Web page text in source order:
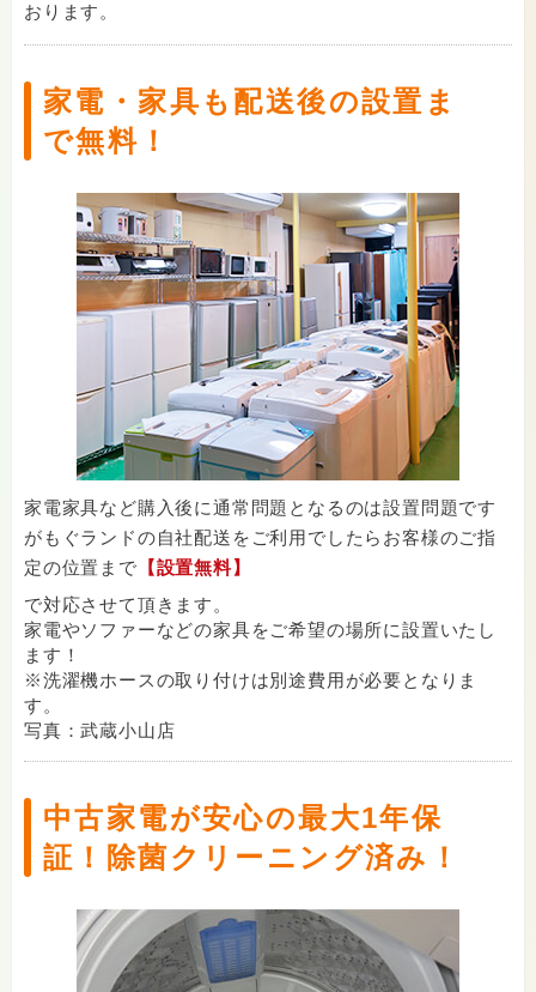
おります。
家電・家具も配送後の設置ま
で無料！
家電家具など購入後に通常問題となるのは設置問題です
がもぐランドの自社配送をご利用でしたらお客様のご指
定の位置まで 【設置無料】
で対応させて頂きます。
家電やソファーなどの家具をご希望の場所に設置いたし
ます！
※洗濯機ホースの取り付けは別途費用が必要となりま
す。
写真：武蔵小山店
中古家電が安心の最大1年保
証！除菌クリーニング済み！